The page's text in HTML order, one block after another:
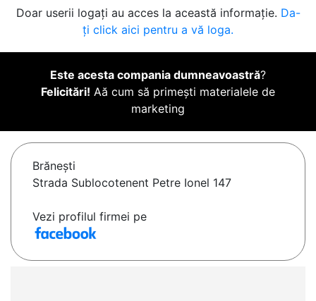
Doar userii logați au acces la această informație. Da-
ți click aici pentru a vă loga.
Este acesta compania dumneavoastră?
Felicitări! Aă cum să primești materialele de
marketing
Brăneşti
Strada Sublocotenent Petre Ionel 147
Vezi profilul firmei pe